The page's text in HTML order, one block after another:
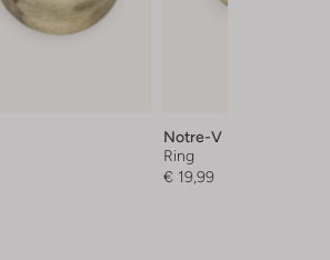
Notre-V
Ring
€ 19,99